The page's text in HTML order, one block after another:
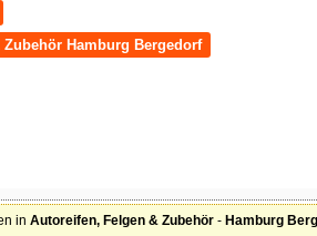
Hamburg Bergedorf
in Autoreifen, Felgen & Zubehör - Hamburg